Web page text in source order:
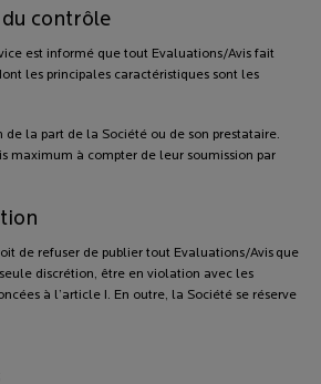
contrôle
est informé que tout Evaluations/Avis fait
les principales caractéristiques sont les
la part de la Société ou de son prestataire.
maximum à compter de leur soumission par
de refuser de publier tout Evaluations/Avis que
discrétion, être en violation avec les
à l’article I. En outre, la Société se réserve